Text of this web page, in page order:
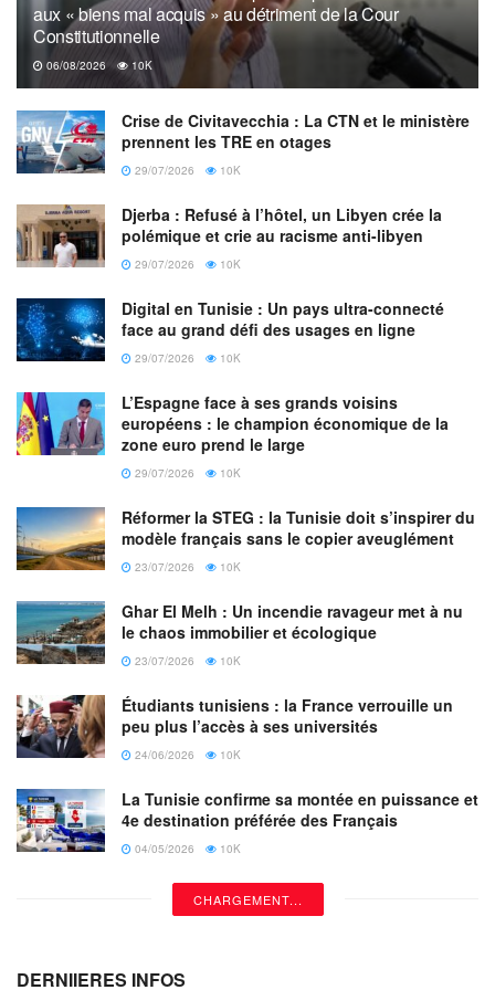
Djerba : Refusé à l’hôtel, un Libyen crée la polémique et
crie au racisme anti-libyen
CHARGER PLUS
Néanmoins, cette correspondance soulève une question
sensible : jusqu’où l’UE est-elle prête à aller pour concilier
impératifs de sécurité énergétique, surtout à l’heure où elle
tente de réduire durablement sa dépendance aux
hydrocarbures russes ?
Un équilibre diplomatique délicat
Troisième exportateur mondial de GNL, derrière les États-
Unis et l’Australie, le Qatar joue un rôle stratégique dans
l’approvisionnement énergétique européen, notamment
depuis la crise énergétique déclenchée par la guerre en
Ukraine.
Alors que les négociations sur la directive se poursuivent,
manœuvre de pression diplomatique visant à protéger ses
intérêts économiques, tout en testant la cohérence des
ambitions vertes européennes.
Source: Juliette Vandestraete
aux « biens mal acquis » au détriment de la Cour
Constitutionnelle
06/08/2026 10K
Crise de Civitavecchia : La CTN et le ministère
prennent les TRE en otages
29/07/2026 10K
Djerba : Refusé à l’hôtel, un Libyen crée la
polémique et crie au racisme anti-libyen
29/07/2026 10K
Digital en Tunisie : Un pays ultra-connecté
face au grand défi des usages en ligne
29/07/2026 10K
L’Espagne face à ses grands voisins
européens : le champion économique de la
zone euro prend le large
29/07/2026 10K
Réformer la STEG : la Tunisie doit s’inspirer du
modèle français sans le copier aveuglément
23/07/2026 10K
Ghar El Melh : Un incendie ravageur met à nu
le chaos immobilier et écologique
23/07/2026 10K
Étudiants tunisiens : la France verrouille un
peu plus l’accès à ses universités
24/06/2026 10K
La Tunisie confirme sa montée en puissance et
4e destination préférée des Français
04/05/2026 10K
CHARGEMENT...
DERNIIERES INFOS